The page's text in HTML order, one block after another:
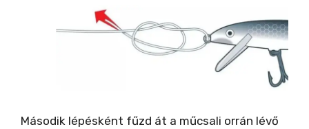
Második lépésként fűzd át a műcsali orrán lévő